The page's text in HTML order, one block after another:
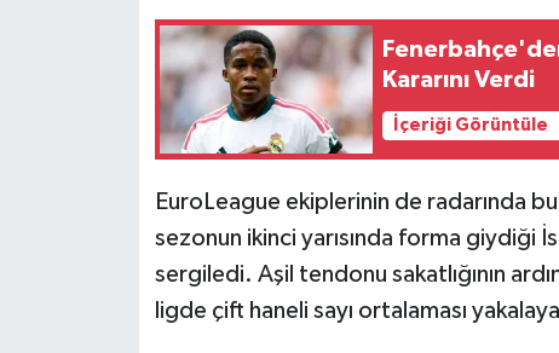
Kararını Verdi
İçeriği Görüntüle
EuroLeague ekiplerinin de radarında
sezonun ikinci yarısında forma giydiği
sergiledi. Aşil tendonu sakatlığının
ligde çift haneli sayı ortalaması